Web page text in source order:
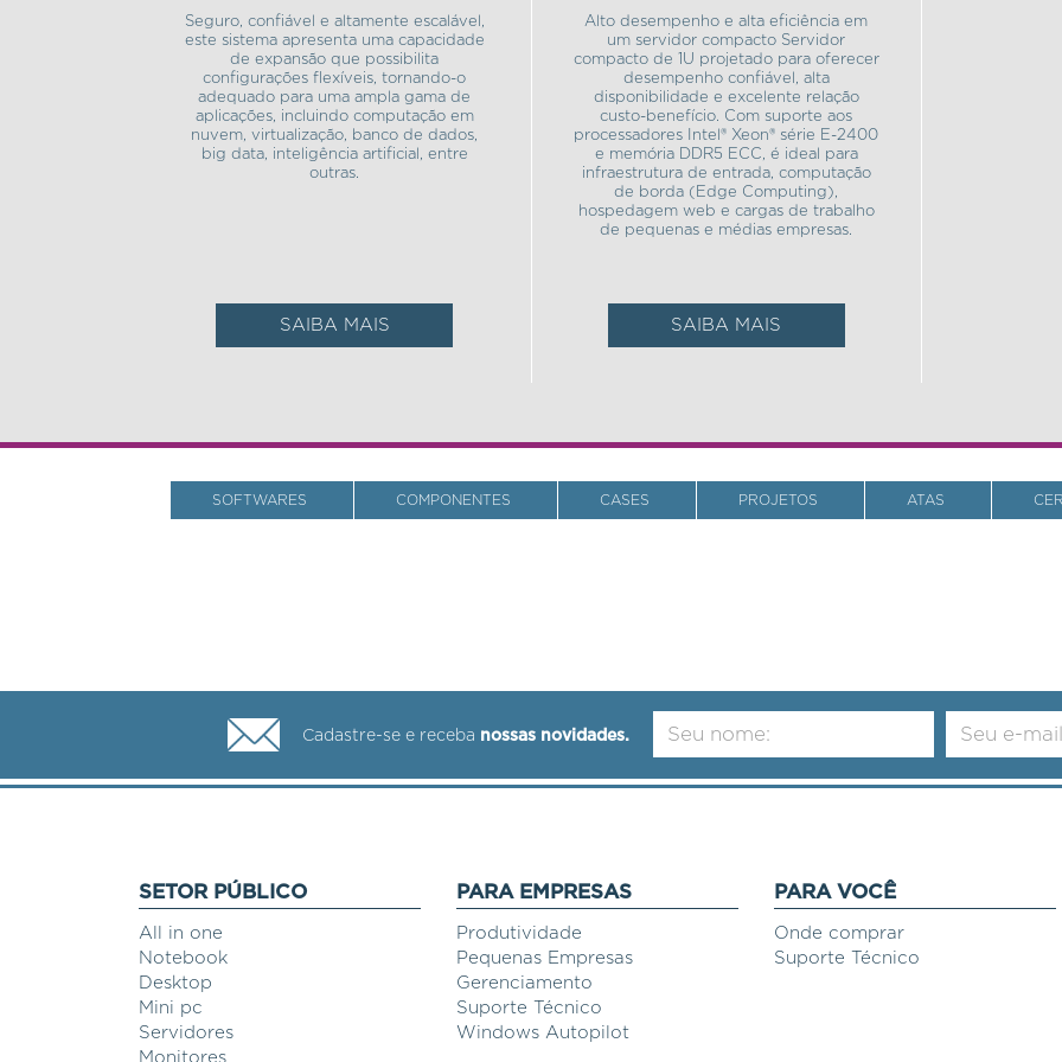
Seguro, confiável e altamente escalável,
este sistema apresenta uma capacidade
de expansão que possibilita
configurações flexíveis, tornando-o
adequado para uma ampla gama de
aplicações, incluindo computação em
nuvem, virtualização, banco de dados,
big data, inteligência artificial, entre
outras.
SAIBA MAIS
Alto desempenho e alta eficiência em
um servidor compacto Servidor
compacto de 1U projetado para oferecer
desempenho confiável, alta
disponibilidade e excelente relação
custo-benefício. Com suporte aos
processadores Intel® Xeon® série E-2400
e memória DDR5 ECC, é ideal para
infraestrutura de entrada, computação
de borda (Edge Computing),
hospedagem web e cargas de trabalho
de pequenas e médias empresas.
SAIBA MAIS
SOFTWARES COMPONENTES CASES PROJETOS ATAS
Cadastre-se e receba nossas novidades.
SETOR PÚBLICO
All in one
Notebook
Desktop
Mini pc
Servidores
Monitores
PARA EMPRESAS
Produtividade
Pequenas Empresas
Gerenciamento
Suporte Técnico
Windows Autopilot
PARA VOCÊ
Onde comprar
Suporte Técnico